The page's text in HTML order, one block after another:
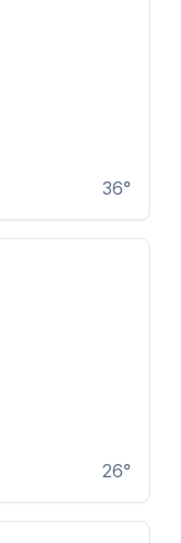
36°
26°